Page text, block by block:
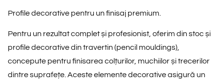
Profile decorative pentru un finisaj premium.
Pentru un rezultat complet și profesionist, oferim din stoc și
profile decorative din travertin (pencil mouldings),
concepute pentru finisarea colțurilor, muchiilor și trecerilor
dintre suprafețe. Aceste elemente decorative asigură un